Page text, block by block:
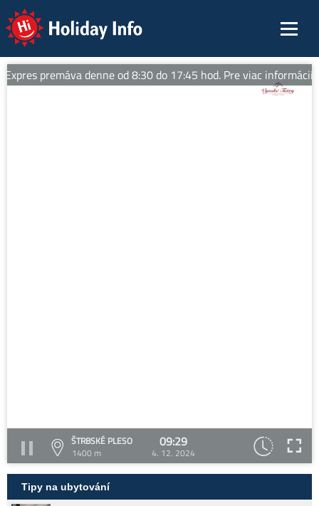
Holiday Info
premáva denne od 8:30 do 17:45 hod. Pre viac
ŠTRBSKÉ PLESO
1400 m
09:29
4. 12. 2024
Tipy na ubytování